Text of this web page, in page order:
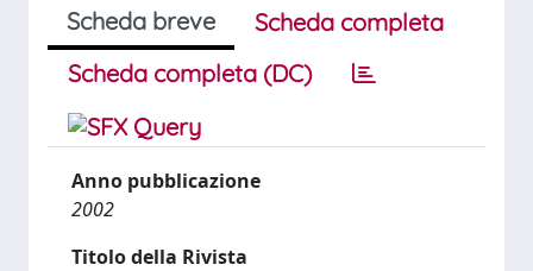
Scheda breve
Scheda completa
Scheda completa (DC)
Anno pubblicazione
2002
Titolo della Rivista